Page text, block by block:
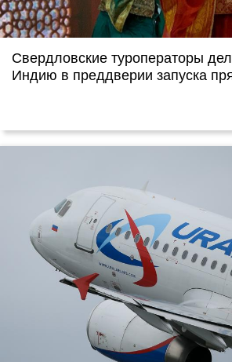
Свердловские туроператоры
Индию в преддверии запуска